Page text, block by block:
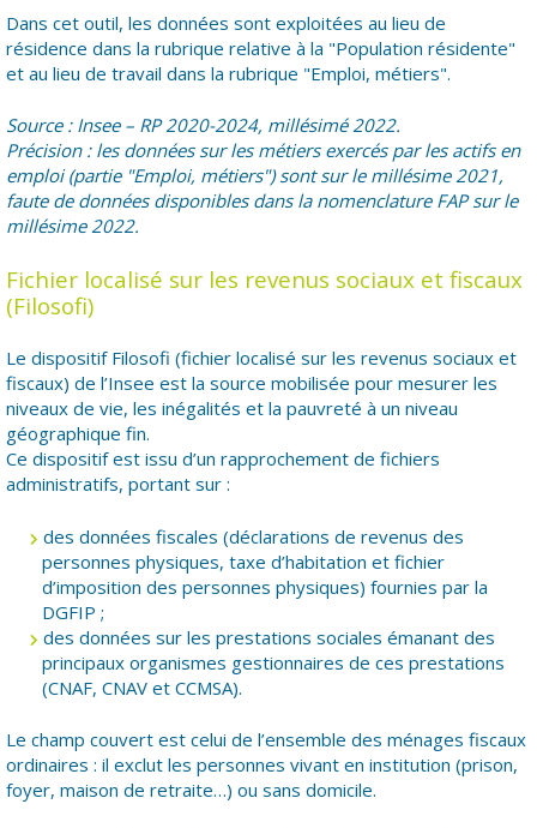
Dans cet outil, les données sont exploitées au lieu de
résidence dans la rubrique relative à la "Population résidente"
et au lieu de travail dans la rubrique "Emploi, métiers".
Source : Insee – RP 2020-2024, millésimé 2022.
Précision : les données sur les métiers exercés par les actifs en
emploi (partie "Emploi, métiers") sont sur le millésime 2021,
faute de données disponibles dans la nomenclature FAP sur le
millésime 2022.
Fichier localisé sur les revenus sociaux et fiscaux
(Filosofi)
Le dispositif Filosofi (fichier localisé sur les revenus sociaux et
fiscaux) de l’Insee est la source mobilisée pour mesurer les
niveaux de vie, les inégalités et la pauvreté à un niveau
géographique fin.
Ce dispositif est issu d’un rapprochement de fichiers
administratifs, portant sur :
des données fiscales (déclarations de revenus des
personnes physiques, taxe d’habitation et fichier
d’imposition des personnes physiques) fournies par la
DGFIP ;
des données sur les prestations sociales émanant des
principaux organismes gestionnaires de ces prestations
(CNAF, CNAV et CCMSA).
Le champ couvert est celui de l’ensemble des ménages fiscaux
ordinaires : il exclut les personnes vivant en institution (prison,
foyer, maison de retraite…) ou sans domicile.